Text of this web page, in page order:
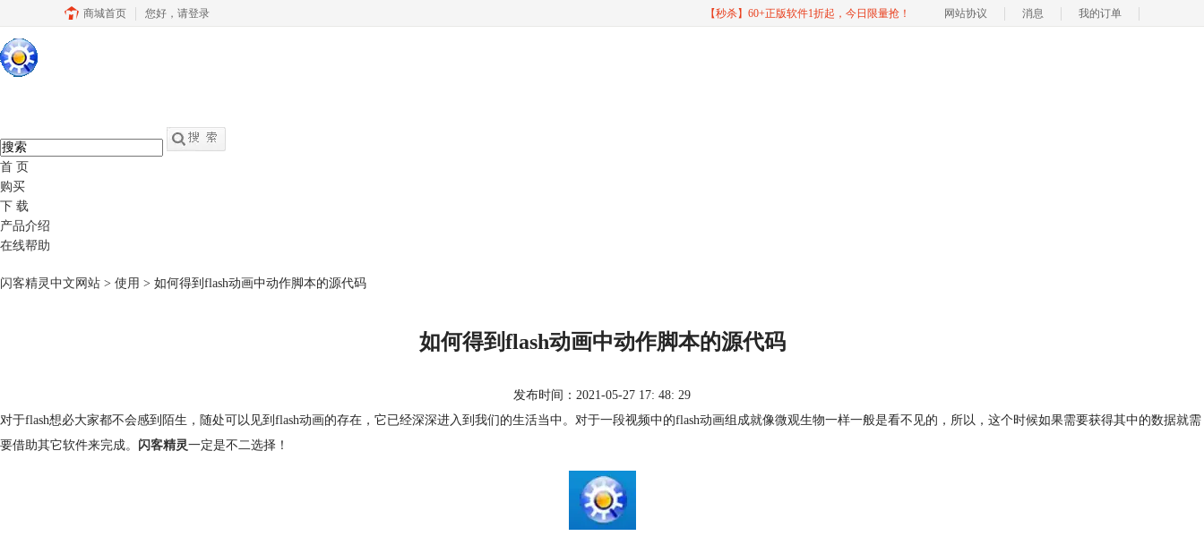
商城首页 您好， 请登录 【秒杀】60+正版软件1折起，今日限量抢！ 网站协议 消息 我的订单
首 页
购买
下 载
产品介绍
在线帮助
闪客精灵中文网站 > 使用 > 如何得到flash动画中动作脚本的源代码
如何得到flash动画中动作脚本的源代码
发布时间：2021-05-27 17: 48: 29
对于flash想必大家都不会感到陌生，随处可以见到flash动画的存在，它已经深深进入到我们的生活当中。对于一段视频中的flash动画组成就像微观生物一样一般是看不见的，所以，这个时候如果需要获得其中的数据就需
要借助其它软件来完成。
闪客精灵一定是不二选择！